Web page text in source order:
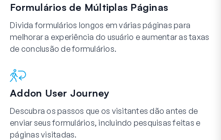
Formulários de Múltiplas Páginas
Divida formulários longos em várias páginas para
melhorar a experiência do usuário e aumentar as taxas
de conclusão de formulários.
Addon User Journey
Descubra os passos que os visitantes dão antes de
enviar seus formulários, incluindo pesquisas feitas e
páginas visitadas.